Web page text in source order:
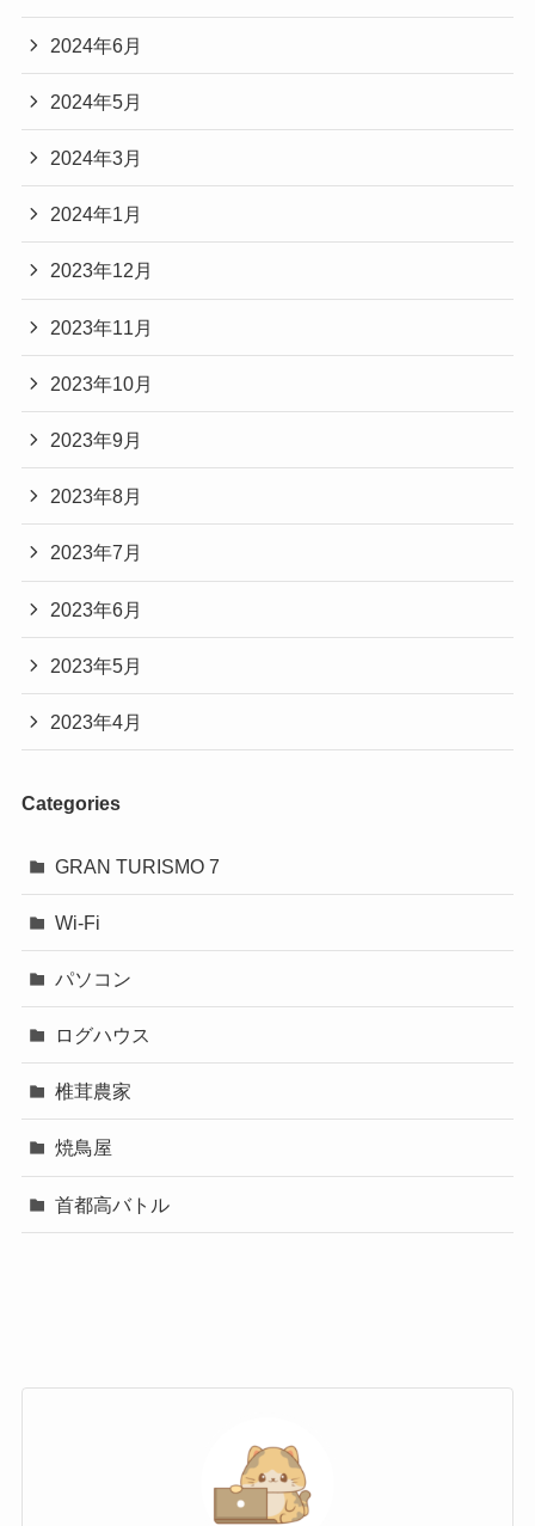
2024年6月
2024年5月
2024年3月
2024年1月
2023年12月
2023年11月
2023年10月
2023年9月
2023年8月
2023年7月
2023年6月
2023年5月
2023年4月
Categories
GRAN TURISMO 7
Wi-Fi
パソコン
ログハウス
椎茸農家
焼鳥屋
首都高バトル